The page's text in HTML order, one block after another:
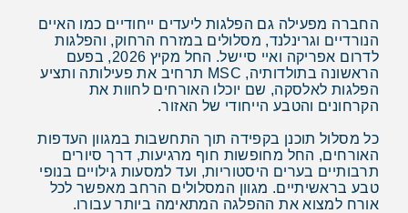
החברה מפעילה גם הפלגות ליעדים ייחודיים כמו האיים
הנורדיים וגרינלנד, מסלולים במזרח הרחוק, והפלגות
לדרום אפריקה ואיי סיישל. החל מקיץ 2026, בפעם
הראשונה בתולדותיה, MSC תרחיב את פעילותה ותציע
הפלגות לאלסקה, שם יוכלו האורחים לחוות את
הקרחונים והטבע הייחודי של האזור.
כל מסלול תוכנן בקפידה תוך התחשבות במגוון העדפות
האורחים, החל מחופשות חוף מרגיעות, דרך סיורים
תרבותיים בערים היסטוריות, ועד למסעות גילויים בנופי
טבע בראשיתיים. מגוון המסלולים הרחב מאפשר לכל
אורח למצוא את ההפלגה המתאימה ביותר עבורו.